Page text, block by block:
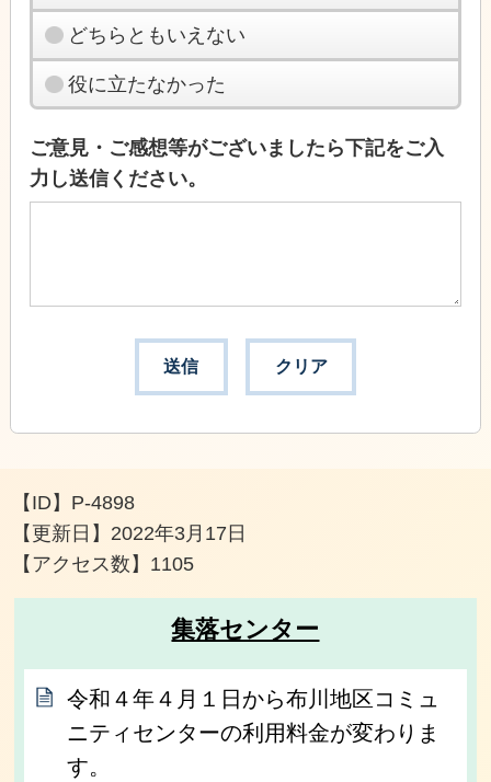
どちらともいえない
役に立たなかった
ご意見・ご感想等がございましたら下記をご入
力し送信ください。
【ID】 P-4898
【更新日】 2022年3月17日
【アクセス数】 1105
集落センター
令和４年４月１日から布川地区コミュ
ニティセンターの利用料金が変わりま
す。